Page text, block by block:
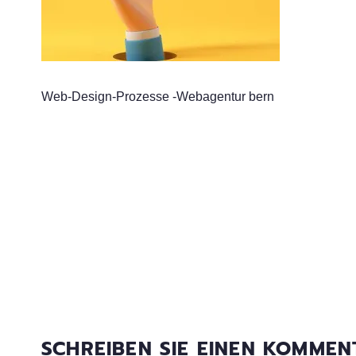
Web-Design-Prozesse -Webagentur bern
SCHREIBEN SIE EINEN